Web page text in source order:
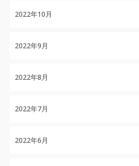
2022年10月
2022年9月
2022年8月
2022年7月
2022年6月